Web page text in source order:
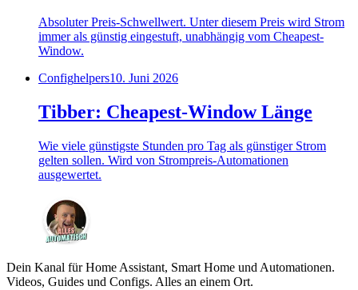
Absoluter Preis-Schwellwert. Unter diesem Preis wird Strom
immer als günstig eingestuft, unabhängig vom Cheapest-
Window.
Confighelpers10. Juni 2026
Tibber: Cheapest-Window Länge
Wie viele günstigste Stunden pro Tag als günstiger Strom
gelten sollen. Wird von Strompreis-Automationen
ausgewertet.
Dein Kanal für Home Assistant, Smart Home und Automationen.
Videos, Guides und Configs. Alles an einem Ort.